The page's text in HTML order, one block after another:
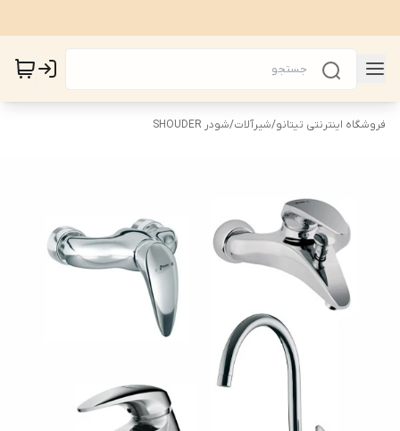
فروشگاه اینترنتی تیتانو/شیرآلات/شودر SHOUDER